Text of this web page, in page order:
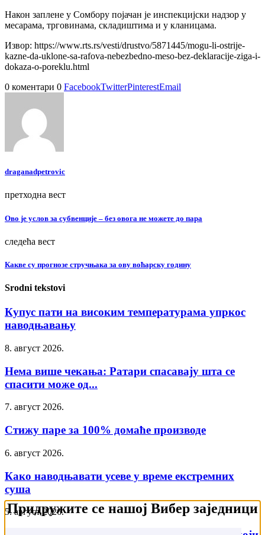
Након заплене у Сомбору појачан је инспекцијски надзор у
месарама, трговинама, складиштима и у кланицама.
Извор: https://www.rts.rs/vesti/drustvo/5871445/mogu-li-ostrije-
kazne-da-uklone-sa-rafova-nebezbedno-meso-bez-deklaracije-ziga-i-
dokaza-o-poreklu.html
0 коментари 0 FacebookTwitterPinterestEmail
draganadpetrovic
претходна вест
Ово је услов за субвенције – без овога не можете до пара
следећа вест
Какве су прогнозе стручњака за ову воћарску годину
Srodni tekstovi
Купус пати на високим температурама упркос
наводњавању
8. август 2026.
Нема више чекања: Ратари спасавају шта се
спасити може од...
7. август 2026.
Стижу паре за 100% домаће производе
6. август 2026.
Како наводњавати усеве у време екстремних
суша
5. август 2026.
Придружите се нашој Вибер заједници